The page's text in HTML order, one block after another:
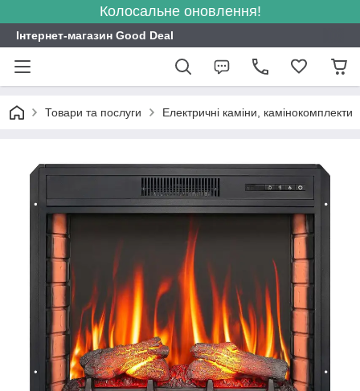
Колосальне оновлення!
Інтернет-магазин Good Deal
Товари та послуги Електричні каміни, камінокомплекти